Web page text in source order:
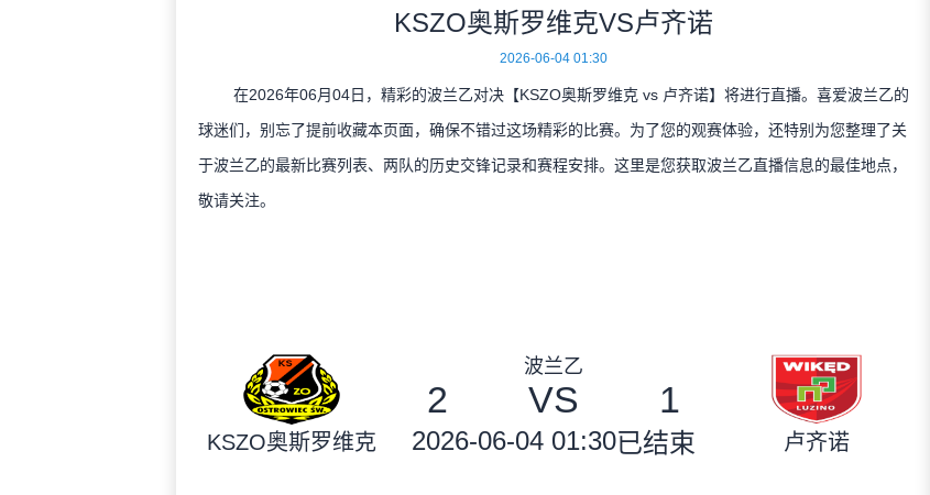
KSZO奥斯罗维克VS卢齐诺
2026-06-04 01:30
在2026年06月04日，精彩的波兰乙对决【KSZO奥斯罗维克 vs 卢齐诺】将进行直播。喜爱波兰乙的
球迷们，别忘了提前收藏本页面，确保不错过这场精彩的比赛。为了您的观赛体验，还特别为您整理了关
于波兰乙的最新比赛列表、两队的历史交锋记录和赛程安排。这里是您获取波兰乙直播信息的最佳地点，
敬请关注。
KSZO奥斯罗维克
波兰乙
2 VS 1
2026-06-04 01:30已结束 卢齐诺